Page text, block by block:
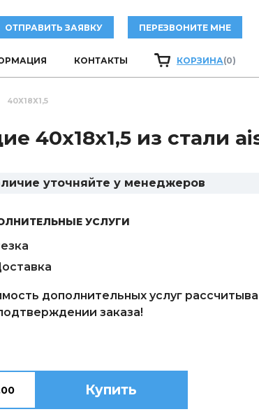
ОТПРАВИТЬ ЗАЯВКУ ПЕРЕЗВОНИТЕ МНЕ
КОНТАКТЫ КОРЗИНА(0)
40Х18Х1,5
40х18х1,5 из стали
уточняйте у менеджеров
УСЛУГИ
дополнительных услуг
заказа!
Купить